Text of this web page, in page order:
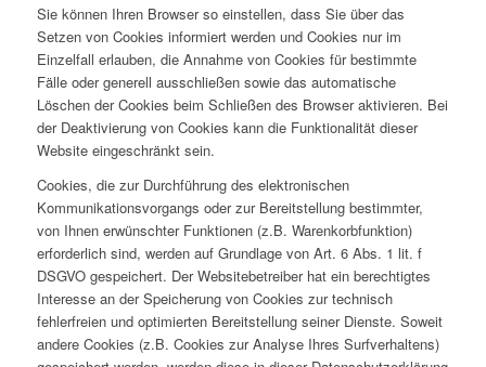
Sie können Ihren Browser so einstellen, dass Sie über das
Setzen von Cookies informiert werden und Cookies nur im
Einzelfall erlauben, die Annahme von Cookies für bestimmte
Fälle oder generell ausschließen sowie das automatische
Löschen der Cookies beim Schließen des Browser aktivieren. Bei
der Deaktivierung von Cookies kann die Funktionalität dieser
Website eingeschränkt sein.
Cookies, die zur Durchführung des elektronischen
Kommunikationsvorgangs oder zur Bereitstellung bestimmter,
von Ihnen erwünschter Funktionen (z.B. Warenkorbfunktion)
erforderlich sind, werden auf Grundlage von Art. 6 Abs. 1 lit. f
DSGVO gespeichert. Der Websitebetreiber hat ein berechtigtes
Interesse an der Speicherung von Cookies zur technisch
fehlerfreien und optimierten Bereitstellung seiner Dienste. Soweit
andere Cookies (z.B. Cookies zur Analyse Ihres Surfverhaltens)